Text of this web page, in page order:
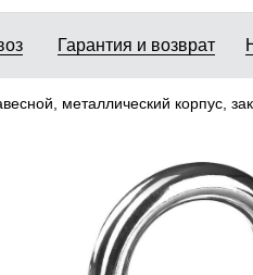
Гарантия и возврат
металлический корпус,